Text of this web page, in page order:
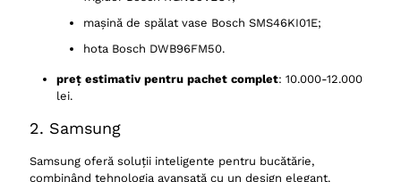
mașină de spălat vase Bosch SMS46KI01E;
hota Bosch DWB96FM50.
preț estimativ pentru pachet complet: 10.000-12.000
lei.
2. Samsung
Samsung oferă soluții inteligente pentru bucătărie,
combinând tehnologia avansată cu un design elegant.